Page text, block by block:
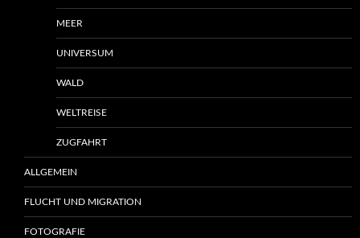
MEER
UNIVERSUM
WALD
WELTREISE
ZUGFAHRT
ALLGEMEIN
FLUCHT UND MIGRATION
FOTOGRAFIE